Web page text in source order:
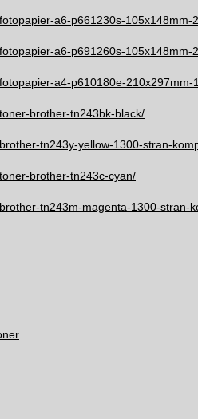
a6-p661230s-105x148mm-
a6-p691260s-105x148mm-
a4-p610180e-210x297mm-
brother-tn243bk-black/
tn243y-yellow-1300-stran-
brother-tn243c-cyan/
tn243m-magenta-1300-stran-